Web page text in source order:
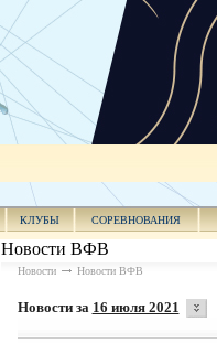
КЛУБЫ СОРЕВНОВАНИЯ
Новости ВФВ
Новости Новости ВФВ
Новости за 16 июля 2021